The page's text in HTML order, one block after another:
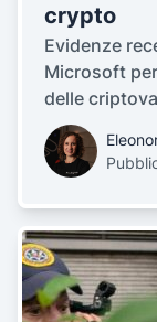
crypto
Evidenze
Microsoft
delle